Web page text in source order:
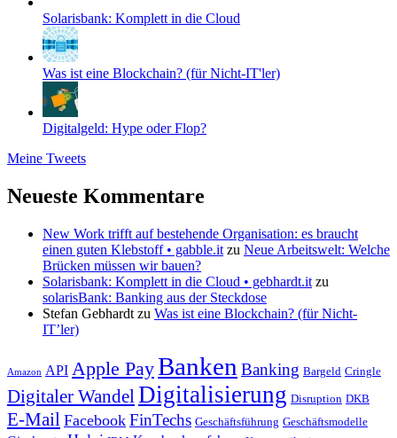
Solarisbank: Komplett in die Cloud
Was ist eine Blockchain? (für Nicht-IT'ler)
Digitalgeld: Hype oder Flop?
Meine Tweets
Neueste Kommentare
New Work trifft auf bestehende Organisation: es braucht
einen guten Klebstoff • gabble.it zu Neue Arbeitswelt: Welche
Brücken müssen wir bauen?
Solarisbank: Komplett in die Cloud • gebhardt.it zu
solarisBank: Banking aus der Steckdose
Stefan Gebhardt zu Was ist eine Blockchain? (für Nicht-
IT’ler)
Amazon API Apple PayBanken Banking Bargeld Cringle
Digitaler Wandel Digitalisierung Disruption DKB
E-Mail Facebook FinTechs Geschäftsführung Geschäftsmodelle